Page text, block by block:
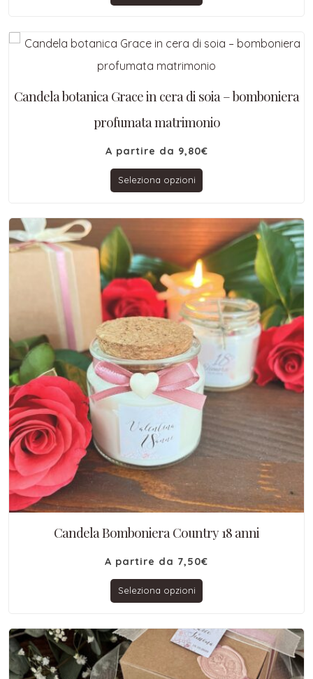
Candela botanica Grace in cera di soia – bomboniera
profumata matrimonio
A partire da 9,80€
Seleziona opzioni
Candela Bomboniera Country 18 anni
A partire da 7,50€
Seleziona opzioni